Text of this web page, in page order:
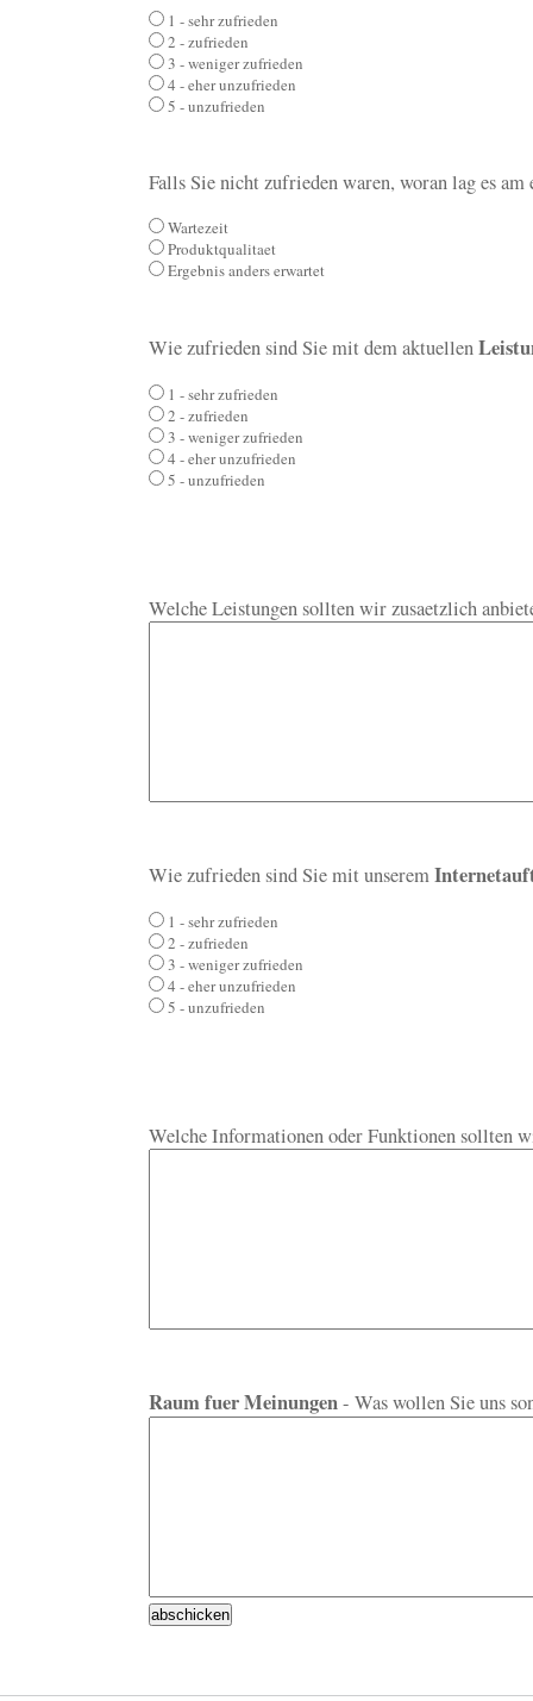
1 - sehr zufrieden
2 - zufrieden
3 - weniger zufrieden
4 - eher unzufrieden
5 - unzufrieden
Falls Sie nicht zufrieden waren, woran lag es am
Wartezeit
Produktqualitaet
Ergebnis anders erwartet
Wie zufrieden sind Sie mit dem aktuellen
1 - sehr zufrieden
2 - zufrieden
3 - weniger zufrieden
4 - eher unzufrieden
5 - unzufrieden
Welche Leistungen sollten wir zusaetzlich
Wie zufrieden sind Sie mit unserem
1 - sehr zufrieden
2 - zufrieden
3 - weniger zufrieden
4 - eher unzufrieden
5 - unzufrieden
Welche Informationen oder Funktionen sollten
Raum fuer Meinungen- Was wollen Sie uns